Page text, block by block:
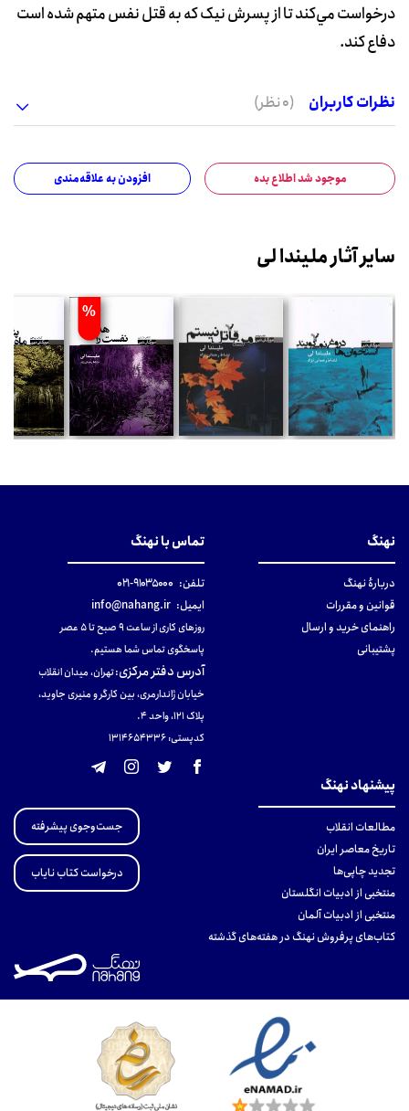
درخواست مي‌کند تا از پسرش نيک که به قتل نفس متهم شده است
دفاع کند.
نظرات کاربران (0 نظر)
موجود شد اطلاع بده افزودن به علاقه‌مندی
سایر آثار ملیندا لی
%
نهنگ
دربارهٔ نهنگ
قوانین و مقررات
راهنمای خرید و ارسال
پشتیبانی
تماس با نهنگ
تلفن: ۹۱۰۳۵۰۰۰-۰۲۱
ایمیل: info@nahang.ir
روزهای کاری از ساعت ۹ صبح تا ۵ عصر
پاسخگوی تماس شما هستیم.
آدرس دفتر مرکزی:تهران، میدان انقلاب
خیابان ژاندارمری، بین کارگر و منیری جاوید،
پلاک 121، واحد ۴.
کدپستی: 131465433۶
پیشنهاد نهنگ
مطالعات انقلاب
تاریخ معاصر ایران
تجدید چاپی‌ها
منتخبی از ادبیات انگلستان
منتخبی از ادبیات آلمان
کتاب‌های پرفروش نهنگ در هفته‌های گذشته
جست‌وجوی پیشرفته
درخواست کتاب نایاب